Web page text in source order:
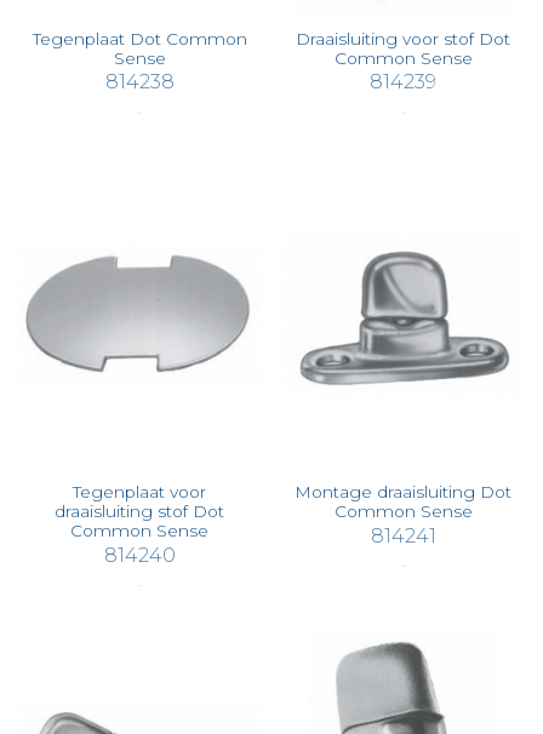
Tegenplaat Dot Common
Sense
814238
Draaisluiting voor stof Dot
Common Sense
814239
Tegenplaat voor
draaisluiting stof Dot
Common Sense
814240
Montage draaisluiting Dot
Common Sense
814241